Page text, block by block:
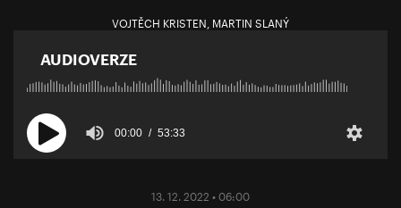
VOJTĚCH KRISTEN MARTIN SLANÝ
AUDIOVERZE
00:00 53:33
13. 12. 2022 • 06:00